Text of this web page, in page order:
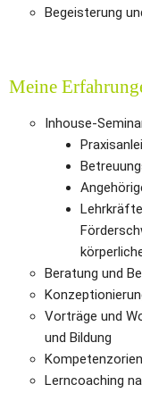
Begeisterung
Meine
Inhouse-
Beratung und
Vorträge und
und Bildung
Lerncoaching